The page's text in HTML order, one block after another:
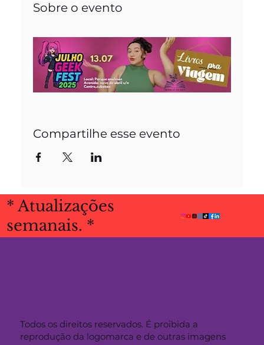
Sobre o evento
Compartilhe esse evento
Todos os direitos reservados. É proibida a
reprodução da logomarca e de outras imagens
* Atualizações
semanais. *